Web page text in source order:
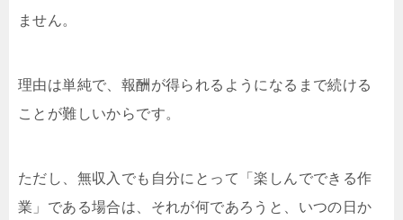
ません。
理由は単純で、報酬が得られるようになるまで続ける
ことが難しいからです。
ただし、無収入でも自分にとって「楽しんでできる作
業」である場合は、それが何であろうと、いつの日か